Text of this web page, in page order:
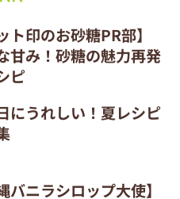
ト印のお砂糖PR部】
甘み！砂糖の魅力再発
ピ
にうれしい！夏レシピ
バニラシロップ大使】